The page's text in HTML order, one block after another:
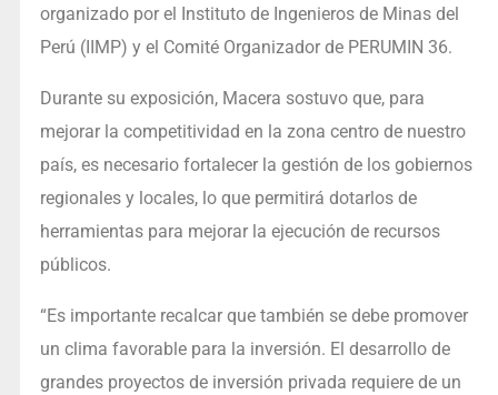
organizado por el Instituto de Ingenieros de Minas del
Perú (IIMP) y el Comité Organizador de PERUMIN 36.
Durante su exposición, Macera sostuvo que, para
mejorar la competitividad en la zona centro de nuestro
país, es necesario fortalecer la gestión de los gobiernos
regionales y locales, lo que permitirá dotarlos de
herramientas para mejorar la ejecución de recursos
públicos.
“Es importante recalcar que también se debe promover
un clima favorable para la inversión. El desarrollo de
grandes proyectos de inversión privada requiere de un